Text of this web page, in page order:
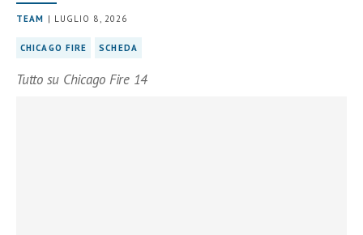
TEAM | LUGLIO 8, 2026
CHICAGO FIRE SCHEDA
Tutto su Chicago Fire 14